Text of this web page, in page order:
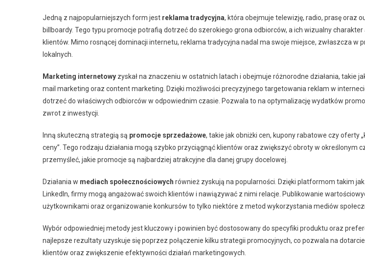
Jedną z najpopularniejszych form jest reklama tradycyjna, która obejmuje telewizję, radio, prasę oraz
billboardy. Tego typu promocje potrafią dotrzeć do szerokiego grona odbiorców, a ich wizualny
klientów. Mimo rosnącej dominacji internetu, reklama tradycyjna nadal ma swoje miejsce, zwłaszcza w
lokalnych.
Marketing internetowy zyskał na znaczeniu w ostatnich latach i obejmuje różnorodne działania, takie
mail marketing oraz content marketing. Dzięki możliwości precyzyjnego targetowania reklam w
dotrzeć do właściwych odbiorców w odpowiednim czasie. Pozwala to na optymalizację wydatków
zwrot z inwestycji.
Inną skuteczną strategią są promocje sprzedażowe, takie jak obniżki cen, kupony rabatowe czy oferty
ceny”. Tego rodzaju działania mogą szybko przyciągnąć klientów oraz zwiększyć obroty w określonym
przemyśleć, jakie promocje są najbardziej atrakcyjne dla danej grupy docelowej.
Działania w mediach społecznościowych również zyskują na popularności. Dzięki platformom takim
LinkedIn, firmy mogą angażować swoich klientów i nawiązywać z nimi relacje. Publikowanie
użytkownikami oraz organizowanie konkursów to tylko niektóre z metod wykorzystania mediów
Wybór odpowiedniej metody jest kluczowy i powinien być dostosowany do specyfiki produktu oraz
najlepsze rezultaty uzyskuje się poprzez połączenie kilku strategii promocyjnych, co pozwala na
klientów oraz zwiększenie efektywności działań marketingowych.